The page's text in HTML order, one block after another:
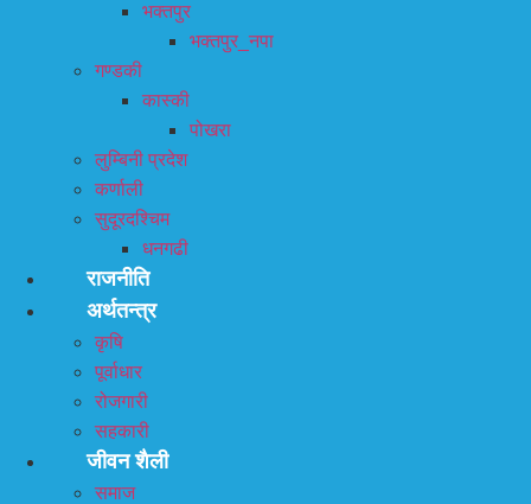
भक्तपुर
भक्तपुर_नपा
गण्डकी
कास्की
पोखरा
लुम्बिनी प्रदेश
कर्णाली
सुदूरदश्चिम
धनगढी
राजनीति
अर्थतन्त्र
कृषि
पूर्वाधार
रोजगारी
सहकारी
जीवन शैली
समाज